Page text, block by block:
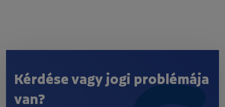
Kérdése vagy jogi problémája
van?